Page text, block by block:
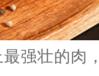
强壮的肉